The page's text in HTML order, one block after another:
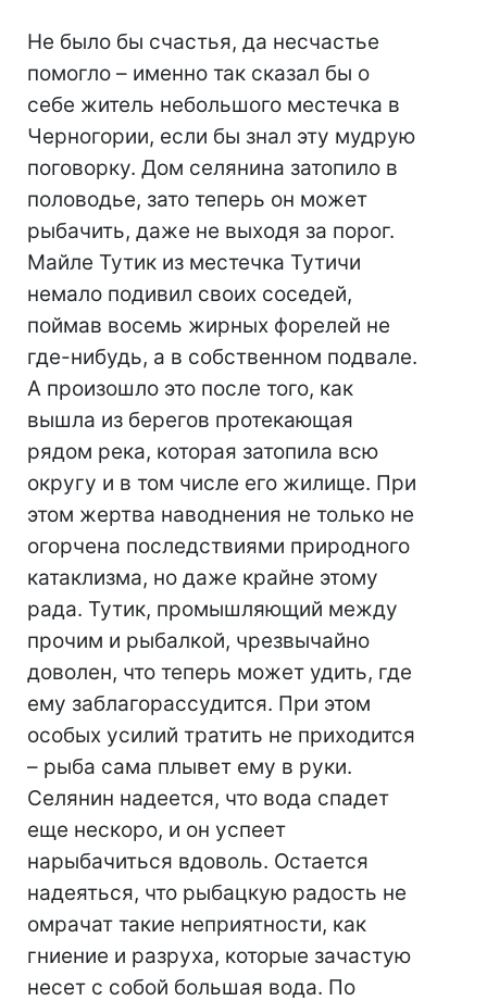
Не было бы счастья, да несчастье
помогло – именно так сказал бы о
себе житель небольшого местечка в
Черногории, если бы знал эту мудрую
поговорку. Дом селянина затопило в
половодье, зато теперь он может
рыбачить, даже не выходя за порог.
Майле Тутик из местечка Тутичи
немало подивил своих соседей,
поймав восемь жирных форелей не
где-нибудь, а в собственном подвале.
А произошло это после того, как
вышла из берегов протекающая
рядом река, которая затопила всю
округу и в том числе его жилище. При
этом жертва наводнения не только не
огорчена последствиями природного
катаклизма, но даже крайне этому
рада. Тутик, промышляющий между
прочим и рыбалкой, чрезвычайно
доволен, что теперь может удить, где
ему заблагорассудится. При этом
особых усилий тратить не приходится
– рыба сама плывет ему в руки.
Селянин надеется, что вода спадет
еще нескоро, и он успеет
нарыбачиться вдоволь. Остается
надеяться, что рыбацкую радость не
омрачат такие неприятности, как
гниение и разруха, которые зачастую
несет с собой большая вода. По